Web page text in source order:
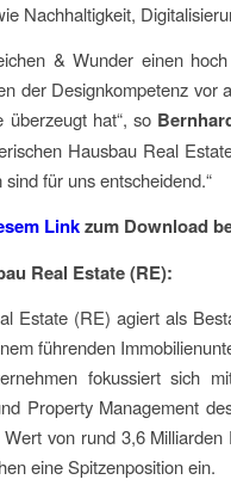
Nachhaltigkeit,
& Wunder einen
der Designkompetenz vor
überzeugt hat“, so
Hausbau Real
für uns entscheidend.“
Linkzum Download
Real Estate (RE):
Estate (RE) agiert als
führenden
fokussiert sich
Property Management
von rund 3,6
eine Spitzenposition ein.